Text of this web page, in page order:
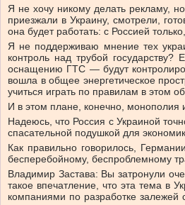
Я не хочу никому делать рекламу,
приезжали в Украину, смотрели,
она будет работать: с Россией
Я не поддерживаю мнение тех
контроль над трубой
оснащению ГТС — будут
вошла в общее энергетическое
учиться играть по правилам в этом
И в этом плане, конечно, монополия
Надеюсь, что Россия с Украиной
спасательной подушкой для
Как правильно говорилось,
бесперебойному, беспроблемному
Владимир Застава: Вы затронули
такое впечатление, что эта тема в
компаниями по разработке залежей